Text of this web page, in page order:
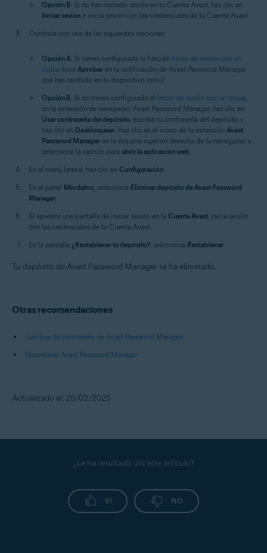
Opción B: Si no has iniciado sesión en tu Cuenta Avast, haz clic en
Iniciar sesión e inicia sesión con las credenciales de tu Cuenta Avast.
Continúa con una de las siguientes opciones:
Opción A: Si tienes configurada la función Inicio de sesión con un
toque, toca Aprobar en la notificación de Avast Password Manager
que has recibido en tu dispositivo móvil.
Opción B: Si no tienes configurado el Inicio de sesión con un toque,
en la extensión de navegador Avast Password Manager, haz clic en
Usar contraseña del depósito, escribe tu contraseña del depósito y
haz clic en Desbloquear. Haz clic en el icono de la extensión Avast
Password Manager en la esquina superior derecha de tu navegador y
selecciona la opción para abrir la aplicación web.
En el menú lateral, haz clic en Configuración.
En el panel Mis datos, selecciona Eliminar depósito de Avast Password
Manager.
Si aparece una pantalla de iniciar sesión en la Cuenta Avast, inicia sesión
con las credenciales de tu Cuenta Avast.
En la pantalla ¿Restablecer tu depósito?, selecciona Restablecer.
Tu depósito de Avast Password Manager se ha eliminado.
Otras recomendaciones
Cambiar tu contraseña de Avast Password Manager
Desinstalar Avast Password Manager
Actualizado el: 25/02/2025
¿Le ha resultado útil este artículo?
SÍ NO